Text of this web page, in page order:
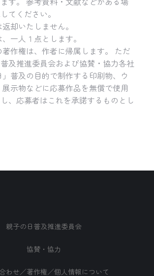
てください。
却いたしません。
一人１点とします。
作権は、作者に帰属します。 ただ
及推進委員会および協賛・協力各社
普及の目的で制作する印刷物、ウ
展示物などに応募作品を無償で使用
、応募者はこれを承諾するものとし
親子の日普及推進委員会
協賛・協力
わせ／著作権／個人情報について